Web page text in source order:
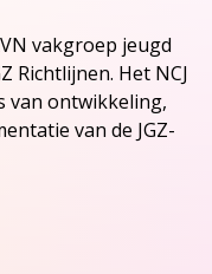
vakgroep jeugd
Richtlijnen. Het NCJ
van ontwikkeling,
van de JGZ-